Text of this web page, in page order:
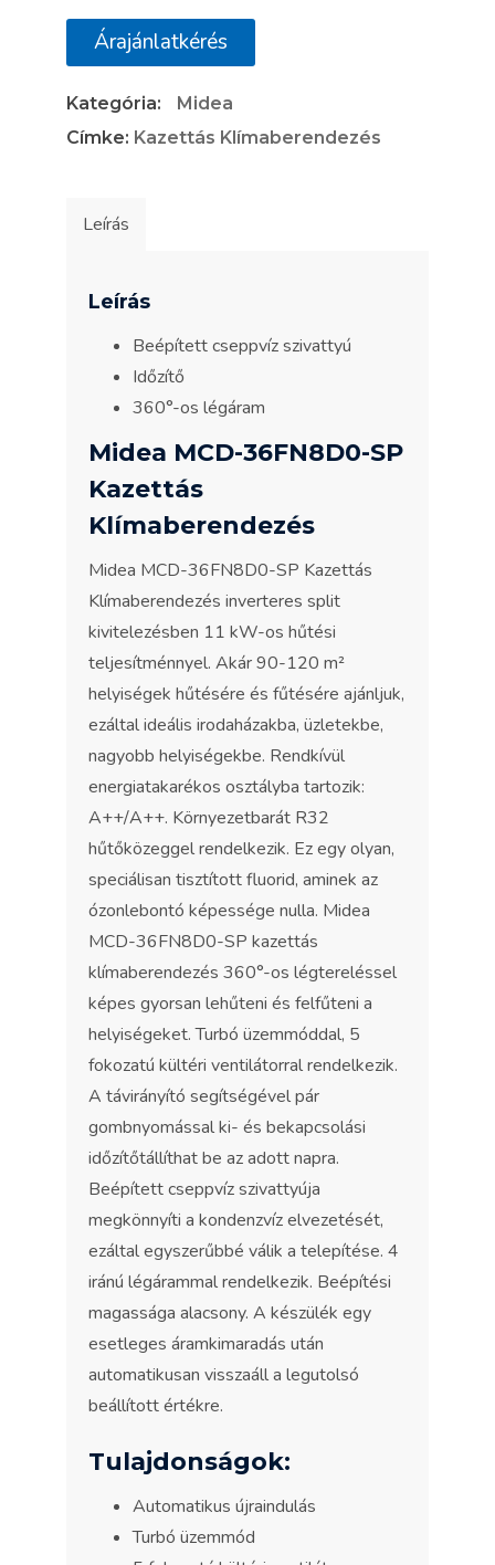
36FN8D0-
Klímaberendezés
mennyiség
Árajánlatkérés
Kategória:
Midea
Címke: Kazettás Klímaberendezés
Leírás
Leírás
Beépített cseppvíz szivattyú
Időzítő
360°-os légáram
Midea MCD-36FN8D0-SP
Kazettás
Klímaberendezés
Midea MCD-36FN8D0-SP Kazettás
Klímaberendezés inverteres split
kivitelezésben 11 kW-os hűtési
teljesítménnyel. Akár 90-120 m²
helyiségek hűtésére és fűtésére ajánljuk,
ezáltal ideális irodaházakba, üzletekbe,
nagyobb helyiségekbe. Rendkívül
energiatakarékos osztályba tartozik:
A++/A++. Környezetbarát R32
hűtőközeggel rendelkezik. Ez egy olyan,
speciálisan tisztított fluorid, aminek az
ózonlebontó képessége nulla. Midea
MCD-36FN8D0-SP kazettás
klímaberendezés 360°-os légtereléssel
képes gyorsan lehűteni és felfűteni a
helyiségeket. Turbó üzemmóddal, 5
fokozatú kültéri ventilátorral rendelkezik.
A távirányító segítségével pár
gombnyomással ki- és bekapcsolási
időzítőtállíthat be az adott napra.
Beépített cseppvíz szivattyúja
megkönnyíti a kondenzvíz elvezetését,
ezáltal egyszerűbbé válik a telepítése. 4
iránú légárammal rendelkezik. Beépítési
magassága alacsony. A készülék egy
esetleges áramkimaradás után
automatikusan visszaáll a legutolsó
beállított értékre.
Tulajdonságok:
Automatikus újraindulás
Turbó üzemmód